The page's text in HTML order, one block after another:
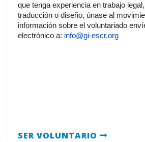
que tenga experiencia en trabajo
traducción o diseño, únase al
información sobre el voluntariado
electrónico a: info@gi-escr.org
SER VOLUNTARIO